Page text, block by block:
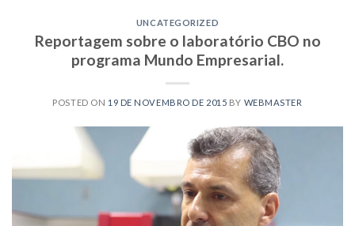
UNCATEGORIZED
Reportagem sobre o laboratório CBO no
programa Mundo Empresarial.
POSTED ON 19 DE NOVEMBRO DE 2015 BY WEBMASTER